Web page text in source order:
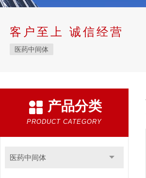
客户至上 诚信经营
医药中间体
产品分类
PRODUCT CATEGORY
医药中间体